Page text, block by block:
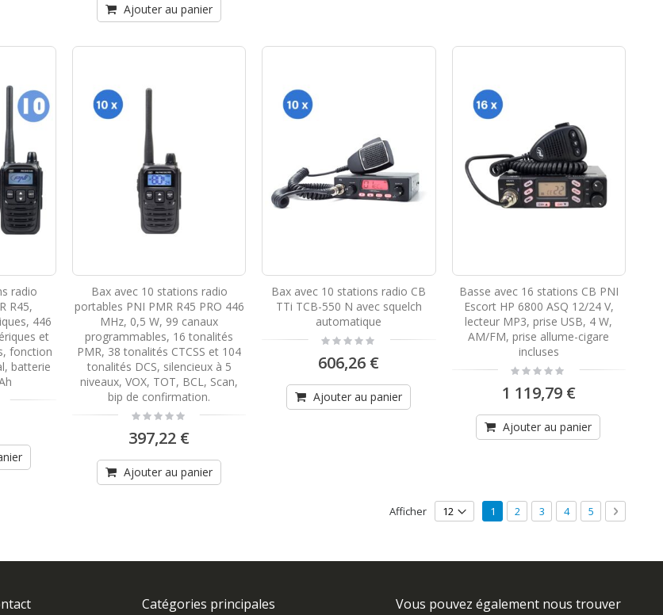
Ajouter au panier
radio
R45,
446
et
fonction
batterie
Bax avec 10 stations radio
portables PNI PMR R45 PRO 446
MHz, 0,5 W, 99 canaux
programmables, 16 tonalités
PMR, 38 tonalités CTCSS et 104
tonalités DCS, silencieux à 5
niveaux, VOX, TOT, BCL, Scan,
bip de confirmation.
Rating:
0%
397,22 €
Ajouter au panier
Bax avec 10 stations radio CB
TTi TCB-550 N avec squelch
automatique
Rating:
0%
606,26 €
Ajouter au panier
Basse avec 16 stations CB PNI
Escort HP 6800 ASQ 12/24 V,
lecteur MP3, prise USB, 4 W,
AM/FM, prise allume-cigare
incluses
Rating:
0%
1 119,79 €
Ajouter au panier
Page
Vous lisez actuellement la page
1 Page
2 Page
3 Page
4 Page
5 Page
Suivant
Afficher
Catégories principales
Vous pouvez également nous trouver